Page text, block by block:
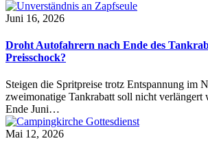
Juni 16, 2026
Droht Autofahrern nach Ende des
Preisschock?
Steigen die Spritpreise trotz Entspannung im
zweimonatige Tankrabatt soll nicht verlängert
Ende Juni…
Mai 12, 2026